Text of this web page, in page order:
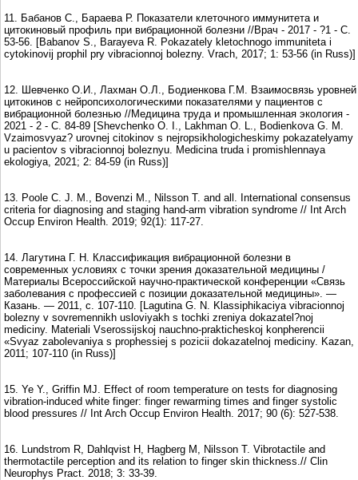
11. Бабанов С., Бараева Р. Показатели клеточного иммунитета и
цитокиновый профиль при вибрационной болезни //Врач - 2017 - ?1 - С.
53-56. [Babanov S., Barayeva R. Pokazately kletochnogo immuniteta i
cytokinovij prophil pry vibracionnoj bolezny. Vrach, 2017; 1: 53-56 (in Russ)]
12. Шевченко О.И., Лахман О.Л., Бодиенкова Г.М. Взаимосвязь уровней
цитокинов с нейропсихологическими показателями у пациентов с
вибрационной болезнью //Медицина труда и промышленная экология -
2021 - 2 - С. 84-89 [Shevchenko O. I., Lakhman O. L., Bodienkova G. M.
Vzaimosvyaz? urovnej citokinov s nejropsikhologicheskimy pokazatelyamy
u pacientov s vibracionnoj boleznyu. Medicina truda i promishlennaya
ekologiya, 2021; 2: 84-59 (in Russ)]
13. Poole C. J. M., Bovenzi M., Nilsson T. and all. International consensus
criteria for diagnosing and staging hand-arm vibration syndrome // Int Arch
Occup Environ Health. 2019; 92(1): 117-27.
14. Лагутина Г. Н. Классификация вибрационной болезни в
современных условиях с точки зрения доказательной медицины /
Материалы Всероссийской научно-практической конференции «Связь
заболевания с профессией с позиции доказательной медицины». ―
Казань. ― 2011, с. 107-110. [Lagutina G. N. Klassiphikaciya vibracionnoj
bolezny v sovremennikh usloviyakh s tochki zreniya dokazatel?noj
mediciny. Materiali Vserossijskoj nauchno-prakticheskoj konpherencii
«Svyaz zabolevaniya s prophessiej s pozicii dokazatelnoj mediciny. Kazan,
2011; 107-110 (in Russ)]
15. Ye Y., Griffin MJ. Effect of room temperature on tests for diagnosing
vibration-induced white finger: finger rewarming times and finger systolic
blood pressures // Int Arch Occup Environ Health. 2017; 90 (6): 527-538.
16. Lundstrom R, Dahlqvist H, Hagberg M, Nilsson T. Vibrotactile and
thermotactile perception and its relation to finger skin thickness.// Clin
Neurophys Pract. 2018; 3: 33-39.